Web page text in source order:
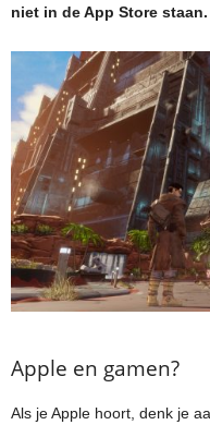
niet in de App Store staan.
Apple en gamen?
Als je Apple hoort, denk je